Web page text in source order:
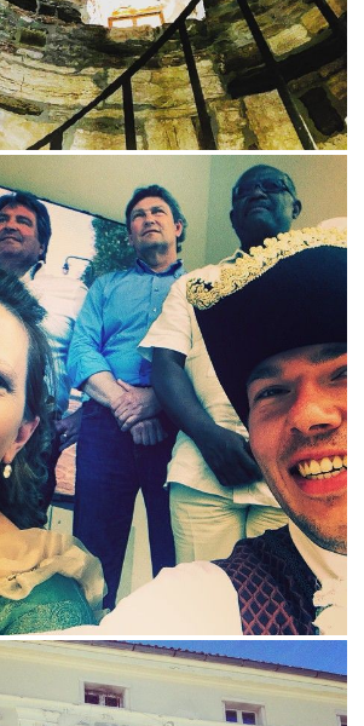
Avg 3
Maj 23